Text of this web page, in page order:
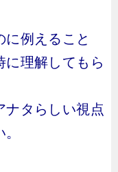
例えること
に理解してもら
ナタらしい視点